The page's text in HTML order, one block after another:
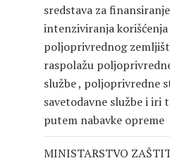
sredstava za finansiranje
intenziviranja korišćenja
poljoprivrednog
raspolažu
službe , poljoprivredne
savetodavne službe i iri
putem nabavke opreme
MINISTARSTVO